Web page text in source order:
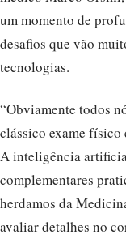
um momento de
desafios que vão
tecnologias.
“Obviamente todos
clássico exame físico
A inteligência
complementares
herdamos da
avaliar detalhes no